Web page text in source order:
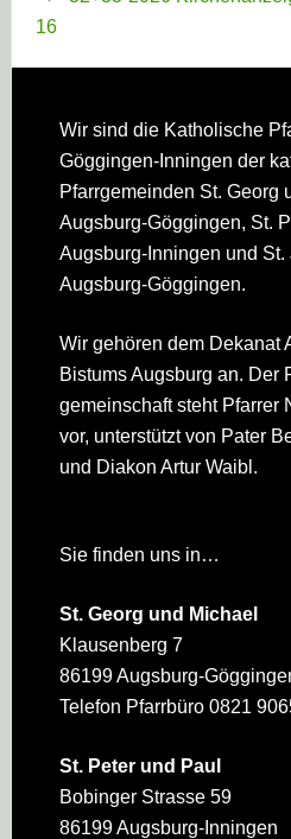
16
Footer
Wir sind die Katholische
Göggingen-Inningen der
Pfarrgemeinden St. Georg
Augsburg-Göggingen, St.
Augsburg-Inningen und
Augsburg-Göggingen.
Wir gehören dem Dekanat
Bistums Augsburg an. Der
gemeinschaft steht Pfarrer
vor, unterstützt von Pater
und Diakon Artur Waibl.
Sie finden uns in…
St. Georg und Michael
Klausenberg 7
86199 Augsburg-
Telefon Pfarrbüro 0821
St. Peter und Paul
Bobinger Strasse 59
86199 Augsburg-Inningen